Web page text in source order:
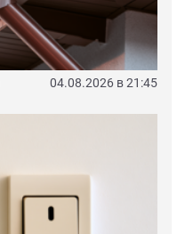
04.08.2026 в 21:45